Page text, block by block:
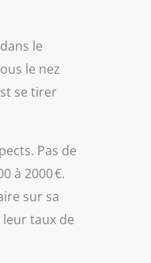
le
le nez
se tirer
Pas de
à 2000 €.
sur sa
taux de